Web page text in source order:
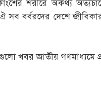
শরীরে অকথ্য
বর্বরদের দেশে জীবিকার
খবর জাতীয় গণমাধ্যমে